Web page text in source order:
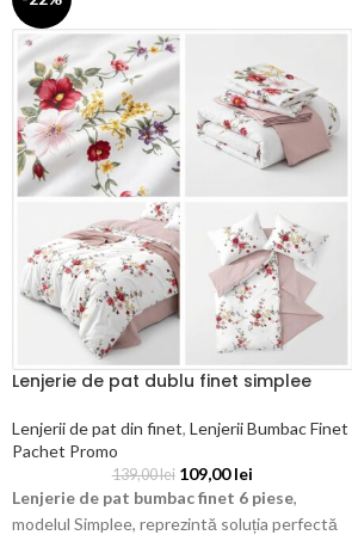
Lenjerie de pat dublu finet simplee
Lenjerii de pat din finet, Lenjerii Bumbac Finet
Pachet Promo
139,00lei 109,00lei
Lenjerie de pat bumbac finet 6 piese,
modelul Simplee, reprezintă soluția perfectă